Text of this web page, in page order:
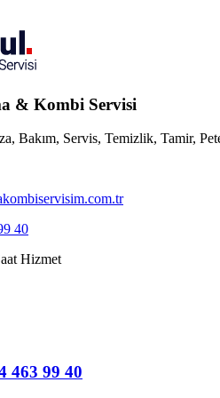
& Kombi Servisi
Bakım, Servis, Temizlik, Tamir,
40
Hizmet
463 99 40